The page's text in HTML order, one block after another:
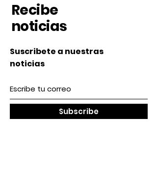
Recibe
noticias
Suscribete a nuestras
noticias
Subscribe